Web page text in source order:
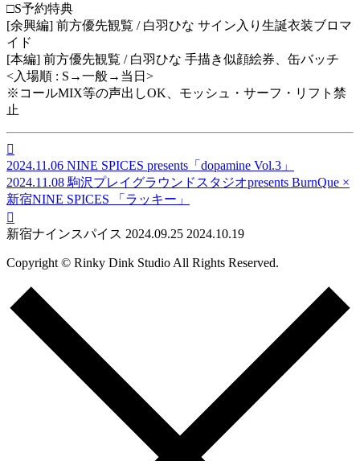
□S予約特典
[余興編] 前方優先観覧 / 白羽ひな サイン入り生誕衣装ブロマ
イド
[本編] 前方優先観覧 / 白羽ひな 手描き似顔絵券、缶バッチ
<入場順 : S→一般→当日>
※コールMIX等の声出しOK、モッシュ・サーフ・リフト禁
止

2024.11.06 NINE SPICES presents「dopamine Vol.3」
2024.11.08 駒沢プレイグラウンドスタジオpresents BurnQue ×
新宿NINE SPICES 「ラッキー」

新宿ナインスパイス 2024.09.25 2024.10.19
Copyright © Rinky Dink Studio All Rights Reserved.